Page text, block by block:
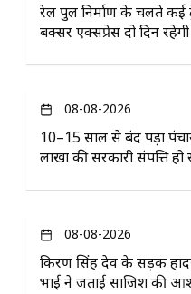
रेल पुल निर्माण के चलते कई
बक्सर एक्सप्रेस दो दिन रहेगी
08-08-2026
10–15 साल से बंद पड़ा
लाखों की सरकारी संपत्ति हो
08-08-2026
किरण सिंह देव के सड़क
भाई ने जताई साजिश की